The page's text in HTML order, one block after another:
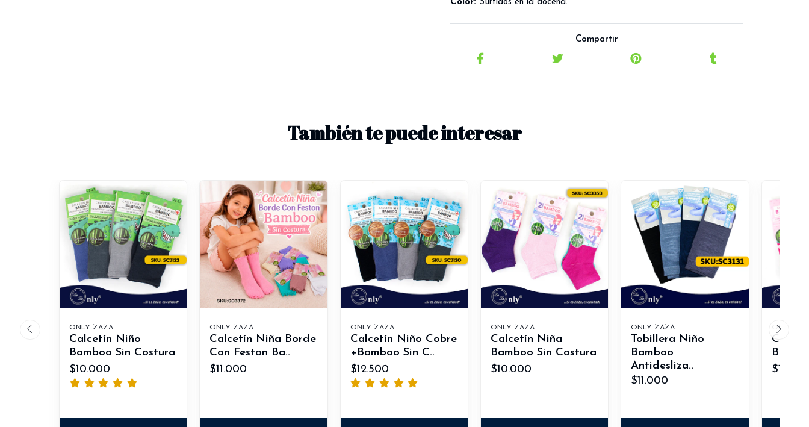
Color: Surtidos en la docena.
Compartir
También te puede interesar
ONLY ZAZA
Calcetín Niño
Bamboo Sin Costura
$10.000
ONLY ZAZA
Calcetín Niña Borde
Con Feston Ba..
$11.000
ONLY ZAZA
Calcetín Niño Cobre
+Bamboo Sin C..
$12.500
ONLY ZAZA
Calcetín Niña
Bamboo Sin Costura
$10.000
ONLY ZAZA
Tobillera Niño
Bamboo
Antidesliza..
$11.000
ONLY